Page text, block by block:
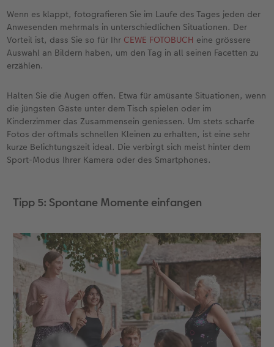
Wenn es klappt, fotografieren Sie im Laufe des Tages jeden der
Anwesenden mehrmals in unterschiedlichen Situationen. Der
Vorteil ist, dass Sie so für Ihr CEWE FOTOBUCH eine grössere
Auswahl an Bildern haben, um den Tag in all seinen Facetten zu
erzählen.
Halten Sie die Augen offen. Etwa für amüsante Situationen, wenn
die jüngsten Gäste unter dem Tisch spielen oder im
Kinderzimmer das Zusammensein geniessen. Um stets scharfe
Fotos der oftmals schnellen Kleinen zu erhalten, ist eine sehr
kurze Belichtungszeit ideal. Die verbirgt sich meist hinter dem
Sport-Modus Ihrer Kamera oder des Smartphones.
Tipp 5: Spontane Momente einfangen